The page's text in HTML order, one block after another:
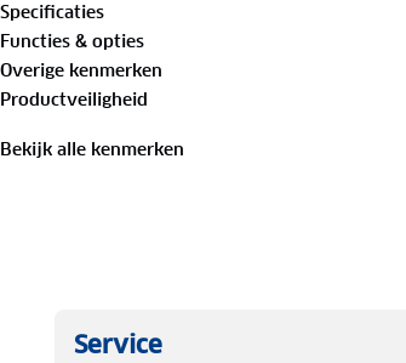
Compact en draagbaar:
generator gemakkelijk mee waar je ook
Brandstof efficiëntie:
hem economisch in gebruik maakt
Veiligheidsvoorzieningen:
systeem voor extra veiligheid tijdens
smartphone op te laden tijdens je
Specificaties
Functies & opties
Overige kenmerken
Productveiligheid
Bekijk alle kenmerken
Service